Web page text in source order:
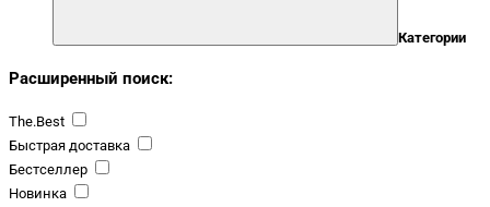
Категории
Расширенный поиск:
The.Best
Быстрая доставка
Бестселлер
Новинка